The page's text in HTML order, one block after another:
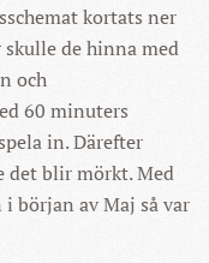
kortats ner
de hinna med
och
60 minuters
in. Därefter
det blir mörkt. Med
början av Maj så var